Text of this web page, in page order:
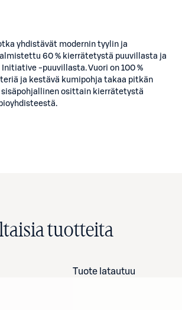
yhdistävät modernin tyylin ja
60 % kierrätetystä puuvillasta ja
-puuvillasta. Vuori on 100 %
ja kestävä kumipohja takaa pitkän
sisäpohjallinen osittain kierrätetystä
tuotteita
Tuote latautuu